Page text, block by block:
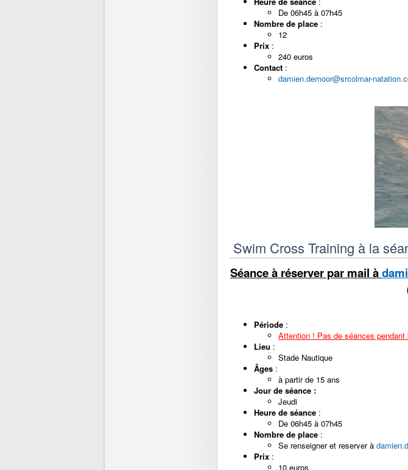
De 06h45 à 07h45
Nombre de place :
12
Prix :
240 euros
Contact :
damien.demoor@srcolmar-
Swim Cross Training à la
Séance à réserver par mail à
Période :
Attention ! Pas de séances
Lieu :
Stade Nautique
Âges :
à partir de 15 ans
Jour de séance :
Jeudi
Heure de séance :
De 06h45 à 07h45
Nombre de place :
Se renseigner et reserver à
Prix :
10 euros